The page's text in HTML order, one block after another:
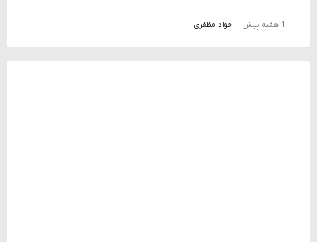
1 هفته پیش جواد مظفری